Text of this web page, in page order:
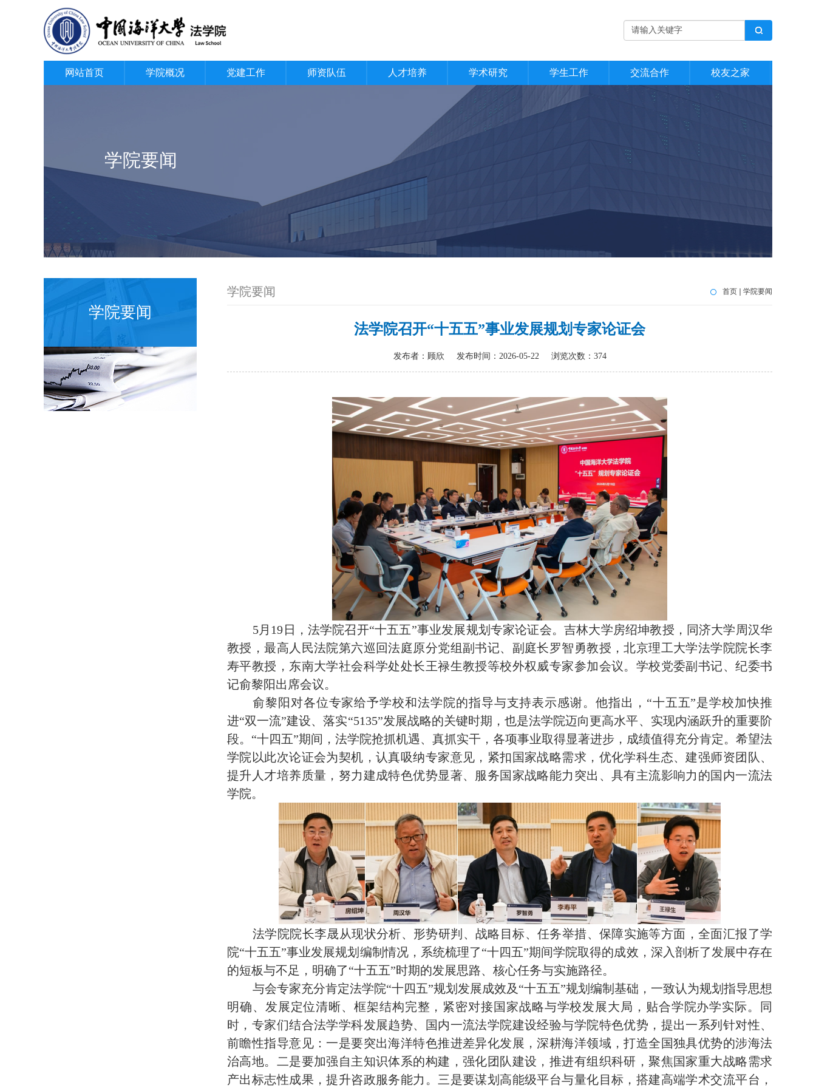
网站首页 学院概况 党建工作 师资队伍 人才培养 学术研究 学生工作 交流合作 校友之家
学院要闻
学院要闻
学院要闻 首页 学院要闻
法学院召开“十五五”事业发展规划专家论证会
发布者：顾欣 发布时间：2026-05-22 浏览次数： 374
5月 19 日，法学院召开“十五五”事业发展规划专家论证会。吉林大学房绍坤教授，同济大学周汉华
教授，最高人民法院第六巡回法庭原分党组副书记、副庭长罗智勇教授，北京理工大学法学院院长李
寿平教授，东南大学社会科学处处长王禄生教授等校外权威专家参加会议。学校党委副书记、纪委书
记俞黎阳出席会议。
俞黎阳对各位专家给予学校和法学院的指导与支持表示感谢。他指出， “十五五”是学校加快推
进“双一流”建设、落实“5135”发展战略的关键时期，也是法学院迈向更高水平、实现内涵跃升的重要阶
段。“十四五”期间，法学院抢抓机遇、真抓实干，各项事业取得显著进步，成绩值得充分肯定。希望法
学院以此次论证会为契机，认真吸纳专家意见，紧扣国家战略需求，优化学科生态、建强师资团队、
提升人才培养质量，努力建成特色优势显著、服务国家战略能力突出、具有主流影响力的国内一流法
学院。
法学院院长李晟从现状分析、形势研判、战略目标、任务举措、保障实施等方面，全面汇报了学
院“十五五”事业发展规划编制情况，系统梳理了“十四五”期间学院取得的成效，深入剖析了发展中存在
的短板与不足，明确了“十五五”时期的发展思路、核心任务与实施路径。
与会专家充分肯定法学院“十四五”规划发展成效及“十五五”规划编制基础，一致认为规划指导思想
明确、发展定位清晰、框架结构完整，紧密对接国家战略与学校发展大局，贴合学院办学实际。同
时，专家们结合法学学科发展趋势、国内一流法学院建设经验与学院特色优势，提出一系列针对性、
前瞻性指导意见：一是要突出海洋特色推进差异化发展，深耕海洋领域，打造全国独具优势的涉海法
治高地。二是要加强自主知识体系的构建，强化团队建设，推进有组织科研，聚焦国家重大战略需求
产出标志性成果，提升咨政服务能力。三是要谋划高能级平台与量化目标，搭建高端学术交流平台，